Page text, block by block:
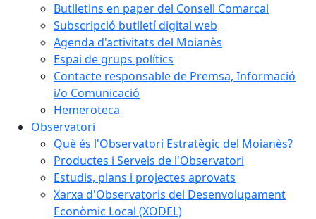
Butlletins en paper del Consell Comarcal
Subscripció butlletí digital web
Agenda d'activitats del Moianès
Espai de grups polítics
Contacte responsable de Premsa, Informació
i/o Comunicació
Hemeroteca
Observatori
Què és l'Observatori Estratègic del Moianès?
Productes i Serveis de l'Observatori
Estudis, plans i projectes aprovats
Xarxa d'Observatoris del Desenvolupament
Econòmic Local (XODEL)